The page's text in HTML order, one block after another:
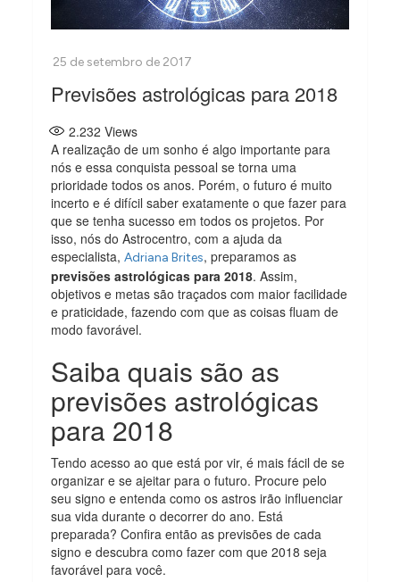
Previsões astrológicas para 2018
2.232 Views
A realização de um sonho é algo importante para
nós e essa conquista pessoal se torna uma
prioridade todos os anos. Porém, o futuro é muito
incerto e é difícil saber exatamente o que fazer para
que se tenha sucesso em todos os projetos. Por
isso, nós do Astrocentro, com a ajuda da
especialista,Adriana Brites, preparamos as
previsões astrológicas para 2018. Assim,
objetivos e metas são traçados com maior facilidade
e praticidade, fazendo com que as coisas fluam de
modo favorável.
Saiba quais são as
previsões astrológicas
para 2018
Tendo acesso ao que está por vir, é mais fácil de se
organizar e se ajeitar para o futuro. Procure pelo
seu signo e entenda como os astros irão influenciar
sua vida durante o decorrer do ano. Está
preparada? Confira então as previsões de cada
signo e descubra como fazer com que 2018 seja
favorável para você.